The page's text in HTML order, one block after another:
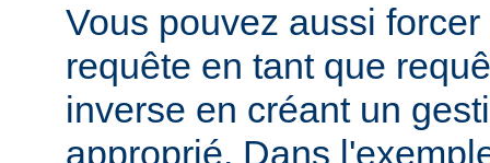
Vous pouvez aussi
requête en tant que
inverse en créant un
approprié. Dans